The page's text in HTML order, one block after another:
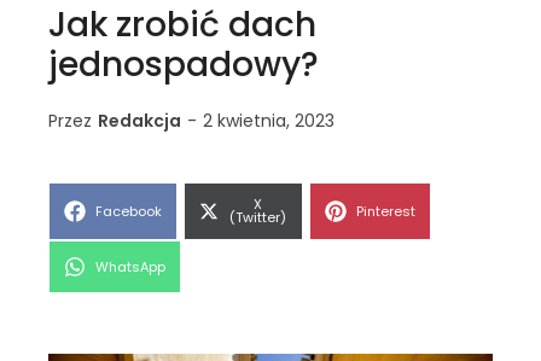
Jak zrobić dach
jednospadowy?
Przez Redakcja - 2 kwietnia, 2023
Share
Facebook Share
on
X
(Twitter) Share
Pinterest
Share
WhatsApp